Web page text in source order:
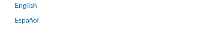
English
Español